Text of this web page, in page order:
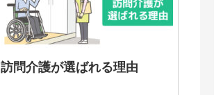
訪問介護が選ばれる理由